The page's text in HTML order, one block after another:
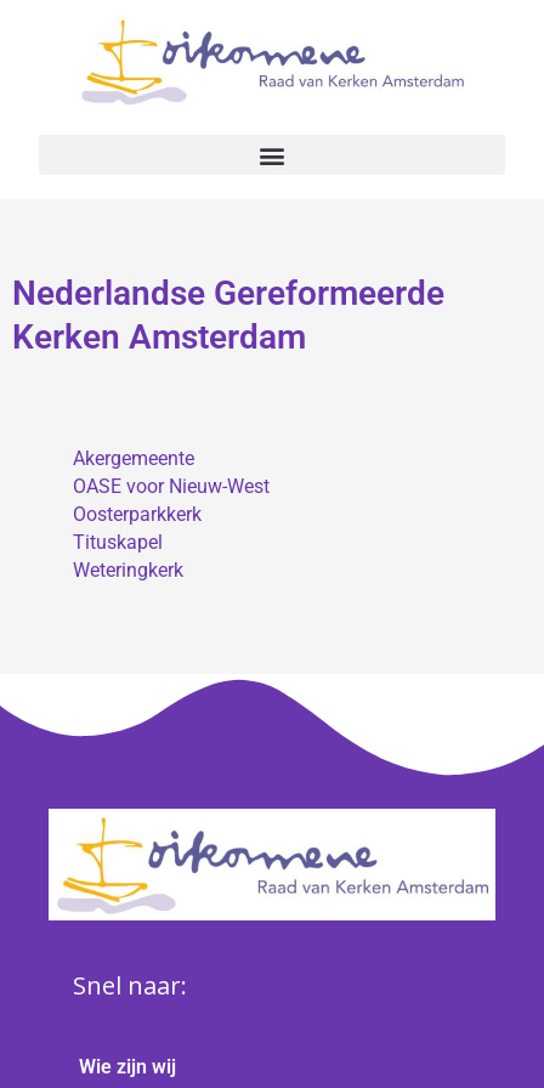
Nederlandse Gereformeerde
Kerken Amsterdam
Akergemeente
OASE voor Nieuw-West
Oosterparkkerk
Tituskapel
Weteringkerk
Snel naar:
Wie zijn wij